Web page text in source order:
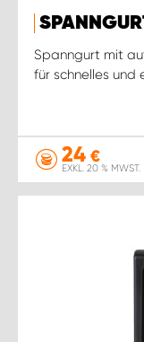
Spanngurt mit
für schnelles und
24 €
EXKL. 20 % MWST.